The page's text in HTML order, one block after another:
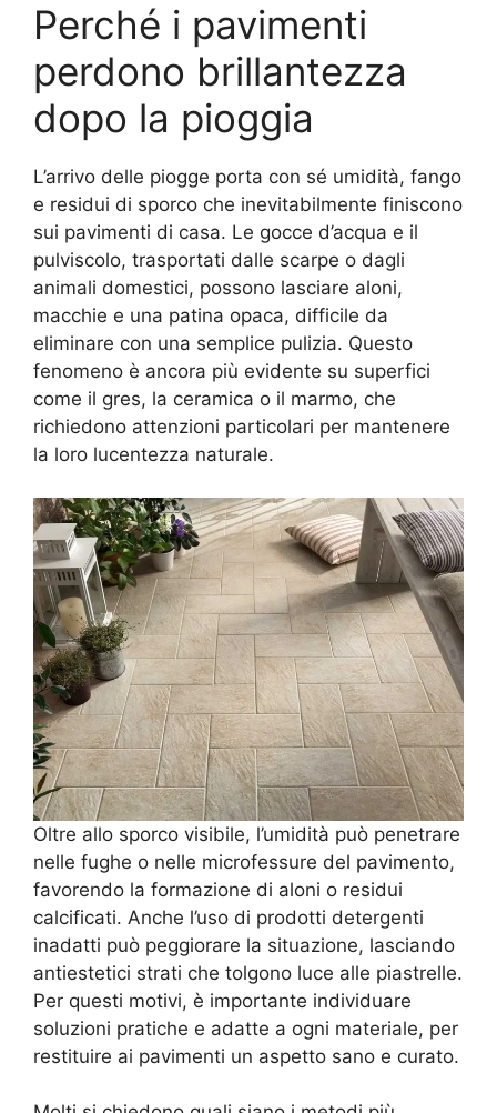
Perché i pavimenti
perdono brillantezza
dopo la pioggia
L’arrivo delle piogge porta con sé umidità, fango
e residui di sporco che inevitabilmente finiscono
sui pavimenti di casa. Le gocce d’acqua e il
pulviscolo, trasportati dalle scarpe o dagli
animali domestici, possono lasciare aloni,
macchie e una patina opaca, difficile da
eliminare con una semplice pulizia. Questo
fenomeno è ancora più evidente su superfici
come il gres, la ceramica o il marmo, che
richiedono attenzioni particolari per mantenere
la loro lucentezza naturale.
Oltre allo sporco visibile, l’umidità può penetrare
nelle fughe o nelle microfessure del pavimento,
favorendo la formazione di aloni o residui
calcificati. Anche l’uso di prodotti detergenti
inadatti può peggiorare la situazione, lasciando
antiestetici strati che tolgono luce alle piastrelle.
Per questi motivi, è importante individuare
soluzioni pratiche e adatte a ogni materiale, per
restituire ai pavimenti un aspetto sano e curato.